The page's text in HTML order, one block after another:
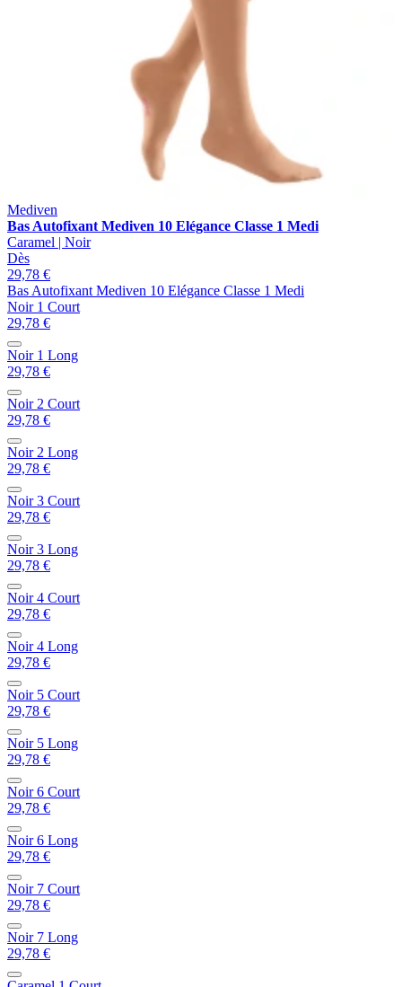
Mediven
Bas Autofixant Mediven 10 Elégance Classe 1 Medi
Caramel | Noir
Dès
29,78 €
Bas Autofixant Mediven 10 Elégance Classe 1 Medi
Noir 1 Court
29,78 €
Noir 1 Long
29,78 €
Noir 2 Court
29,78 €
Noir 2 Long
29,78 €
Noir 3 Court
29,78 €
Noir 3 Long
29,78 €
Noir 4 Court
29,78 €
Noir 4 Long
29,78 €
Noir 5 Court
29,78 €
Noir 5 Long
29,78 €
Noir 6 Court
29,78 €
Noir 6 Long
29,78 €
Noir 7 Court
29,78 €
Noir 7 Long
29,78 €